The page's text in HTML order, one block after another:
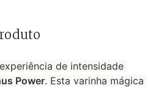
de intensidade
Power. Esta varinha mágica